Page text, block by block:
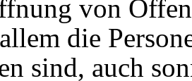
von
die
sind, auch